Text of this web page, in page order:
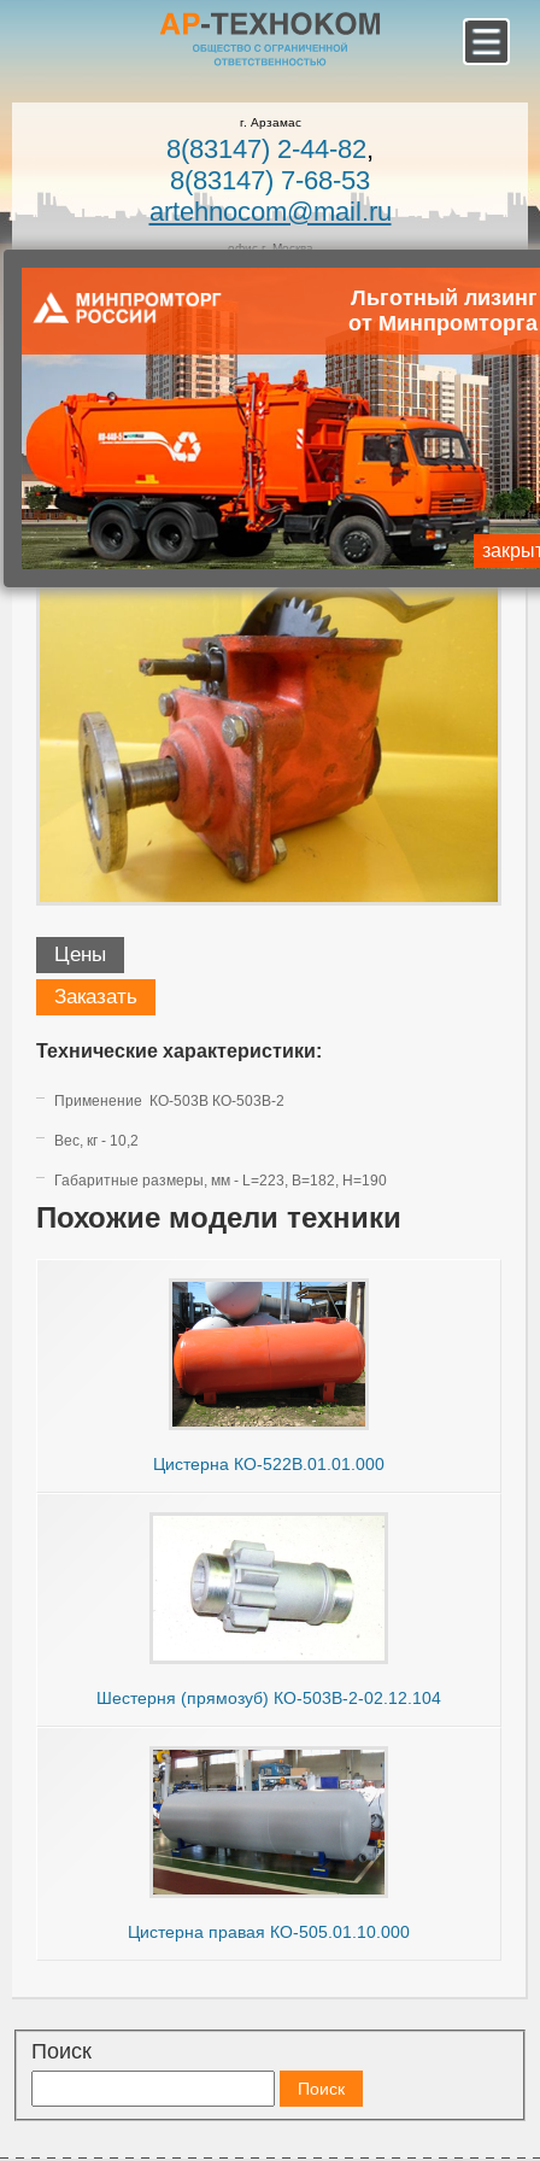
г. Арзамас
8(83147) 2-44-82,
8(83147) 7-68-53
artehnocom@mail.ru
офис г. Москва
8-800-100-7400
Звонок по России бесплатный!
Заказать звонок
Главная
Каталог коммунальной техники
Коммунальная техника
Запчасти для коммунальной техники
Запасные части к вакуумным машинам
КОМ КО-503В.02.11.700
Цены
Заказать
Технические характеристики:
Применение КО-503В КО-503В-2
Вес, кг - 10,2
Габаритные размеры, мм - L=223, B=182, H=190
Похожие модели техники
Цистерна КО-522В.01.01.000
Шестерня (прямозуб) КО-503В-2-02.12.104
Цистерна правая КО-505.01.10.000
Поиск
Льготный лизинг
от Минпромторга